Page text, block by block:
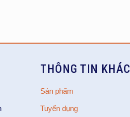
THÔNG TIN KHÁC
Sản phẩm
Tuyển dụng